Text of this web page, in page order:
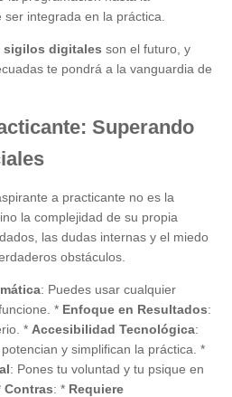
integrada en la práctica.
sigilos digitales son el futuro, y
te pondrá a la vanguardia de
Superando
a practicante no es la
la complejidad de su propia
las dudas internas y el miedo
obstáculos.
: Puedes usar cualquier
* Enfoque en Resultados:
* Accesibilidad Tecnológica:
y simplifican la práctica. *
: Pones tu voluntad y tu psique en
Contras: * Requiere